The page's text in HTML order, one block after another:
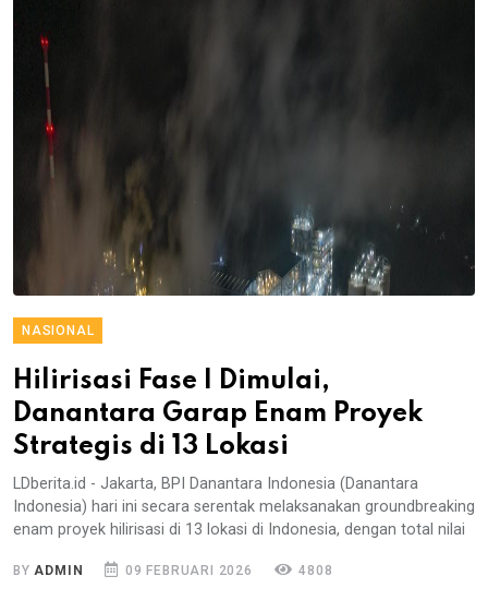
NASIONAL
Hilirisasi Fase I Dimulai,
Danantara Garap Enam Proyek
Strategis di 13 Lokasi
LDberita.id - Jakarta, BPI Danantara Indonesia (Danantara
Indonesia) hari ini secara serentak melaksanakan groundbreaking
enam proyek hilirisasi di 13 lokasi di Indonesia, dengan total nilai
BY ADMIN 09 FEBRUARI 2026 4808